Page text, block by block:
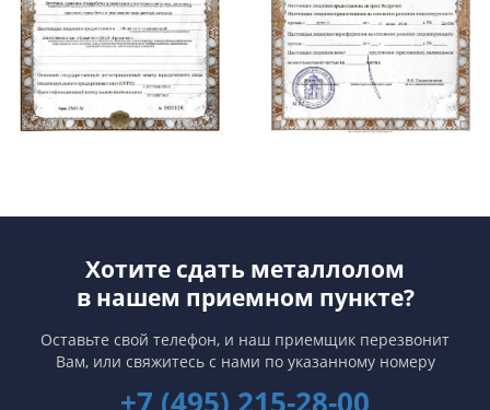
Хотите сдать металлолом
в нашем приемном пункте?
Оставьте свой телефон, и наш приемщик перезвонит
Вам, или свяжитесь с нами по указанному номеру